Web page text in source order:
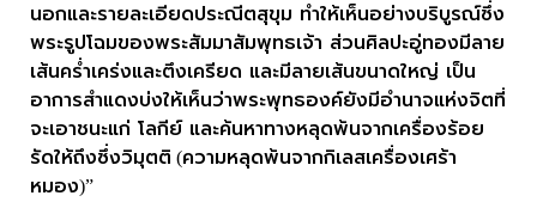
นอกและรายละเอียดประณีตสุขุม ทำให้เห็นอย่างบริบูรณ์ซึ่ง
พระรูปโฉมของพระสัมมาสัมพุทธเจ้า ส่วนศิลปะอู่ทองมีลาย
เส้นคร่ำเคร่งและตึงเครียด และมีลายเส้นขนาดใหญ่ เป็น
อาการสำแดงบ่งให้เห็นว่าพระพุทธองค์ยังมีอำนาจแห่งจิตที่
จะเอาชนะแก่ โลกีย์ และค้นหาทางหลุดพ้นจากเครื่องร้อย
รัดให้ถึงซึ่งวิมุตติ (ความหลุดพ้นจากกิเลสเครื่องเศร้า
หมอง)”